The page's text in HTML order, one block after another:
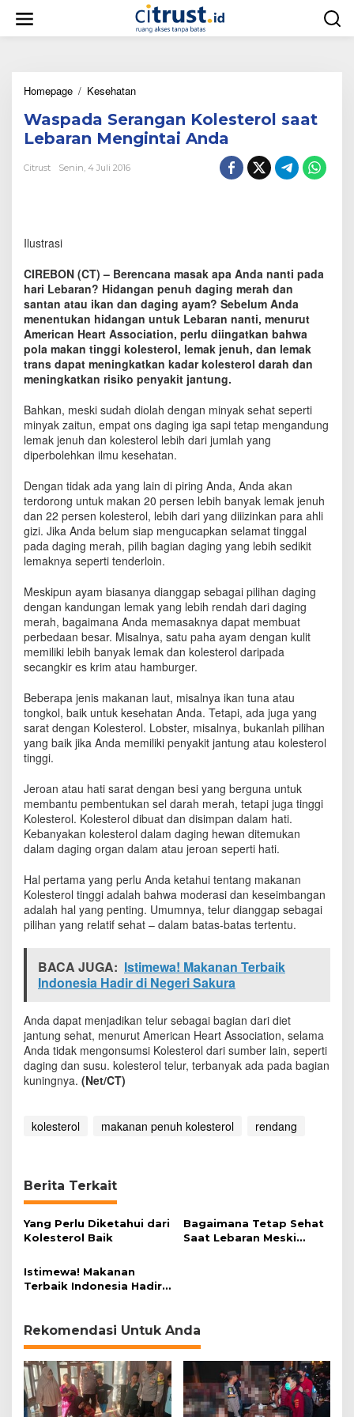
w
Homepage / Kesehatan
s
p
a
a
n
K
o
l
e
s
t
e
r
o
l
s
a
t
L
e
b
a
r
n
M
e
n
g
i
n
a
i
A
n
Waspada Serangan Kolesterol saat
Lebaran Mengintai Anda
Citrust Senin, 4 Juli 2016
Ilustrasi
CIREBON (CT) – Berencana masak apa Anda nanti pada
hari Lebaran? Hidangan penuh daging merah dan
santan atau ikan dan daging ayam? Sebelum Anda
menentukan hidangan untuk Lebaran nanti, menurut
American Heart Association, perlu diingatkan bahwa
pola makan tinggi kolesterol, lemak jenuh, dan lemak
trans dapat meningkatkan kadar kolesterol darah dan
meningkatkan risiko penyakit jantung.
Bahkan, meski sudah diolah dengan minyak sehat seperti
minyak zaitun, empat ons daging iga sapi tetap mengandung
lemak jenuh dan kolesterol lebih dari jumlah yang
diperbolehkan ilmu kesehatan.
Dengan tidak ada yang lain di piring Anda, Anda akan
terdorong untuk makan 20 persen lebih banyak lemak jenuh
dan 22 persen kolesterol, lebih dari yang diiizinkan para ahli
gizi. Jika Anda belum siap mengucapkan selamat tinggal
pada daging merah, pilih bagian daging yang lebih sedikit
lemaknya seperti tenderloin.
Meskipun ayam biasanya dianggap sebagai pilihan daging
dengan kandungan lemak yang lebih rendah dari daging
merah, bagaimana Anda memasaknya dapat membuat
perbedaan besar. Misalnya, satu paha ayam dengan kulit
memiliki lebih banyak lemak dan kolesterol daripada
secangkir es krim atau hamburger.
Beberapa jenis makanan laut, misalnya ikan tuna atau
tongkol, baik untuk kesehatan Anda. Tetapi, ada juga yang
sarat dengan Kolesterol. Lobster, misalnya, bukanlah pilihan
yang baik jika Anda memiliki penyakit jantung atau kolesterol
tinggi.
Jeroan atau hati sarat dengan besi yang berguna untuk
membantu pembentukan sel darah merah, tetapi juga tinggi
Kolesterol. Kolesterol dibuat dan disimpan dalam hati.
Kebanyakan kolesterol dalam daging hewan ditemukan
dalam daging organ dalam atau jeroan seperti hati.
Hal pertama yang perlu Anda ketahui tentang makanan
Kolesterol tinggi adalah bahwa moderasi dan keseimbangan
adalah hal yang penting. Umumnya, telur dianggap sebagai
pilihan yang relatif sehat – dalam batas-batas tertentu.
BACA JUGA: Istimewa! Makanan Terbaik
Indonesia Hadir di Negeri Sakura
Anda dapat menjadikan telur sebagai bagian dari diet
jantung sehat, menurut American Heart Association, selama
Anda tidak mengonsumsi Kolesterol dari sumber lain, seperti
daging dan susu. kolesterol telur, terbanyak ada pada bagian
kuningnya. (Net/CT)
kolesterol makanan penuh kolesterol rendang
Berita Terkait
Yang Perlu Diketahui dari
Kolesterol Baik
Bagaimana Tetap Sehat
Saat Lebaran Meski
Istimewa! Makanan
Terbaik Indonesia Hadir
Rekomendasi Untuk Anda